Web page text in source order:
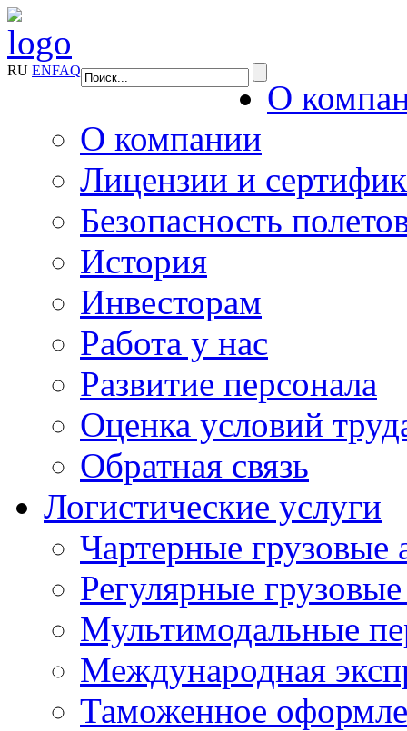
RU ENFAQ
О
О компании
Лицензии и
Безопасность
История
Инвесторам
Работа у нас
Развитие персонала
Оценка условий
Обратная связь
Логистические услуги
Чартерные грузовые
Регулярные
Мультимодальные
Международная
Таможенное